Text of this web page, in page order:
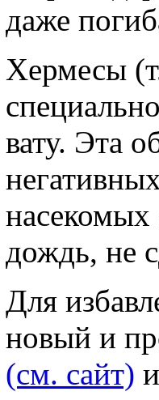
даже
Хермесы
вату. Эта
насекомых
дождь, не
Для
новый и
(см. сайт)